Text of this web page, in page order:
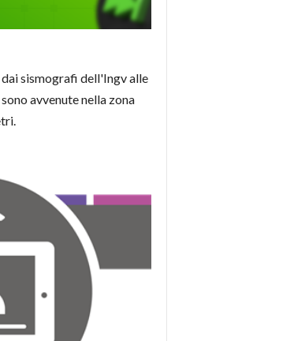
sismografi dell'Ingv alle
avvenute nella zona